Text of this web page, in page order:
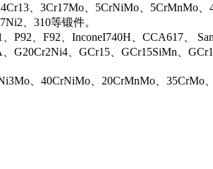
、3Cr17Mo、5CrNiMo、5CrMnMo
、310等锻件。
P92、F92、InconeI740H、CCA617、
G20Cr2Ni4、GCr15、GCr15SiMn、
、40CrNiMo、20CrMnMo、35CrMo